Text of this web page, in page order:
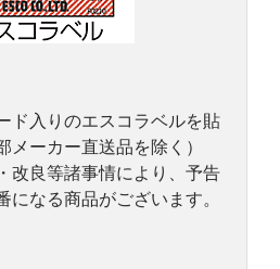
ド入りのエスコラベルを貼
メーカー直送品を除く）
改良等諸事情により、予告
になる商品がございます。